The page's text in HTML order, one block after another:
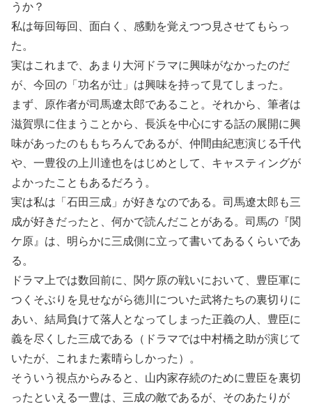
うか？
私は毎回毎回、面白く、感動を覚えつつ見させてもらっ
た。
実はこれまで、あまり大河ドラマに興味がなかったのだ
が、今回の「功名が辻」は興味を持って見てしまった。
まず、原作者が司馬遼太郎であること。それから、筆者は
滋賀県に住まうことから、長浜を中心にする話の展開に興
味があったのももちろんであるが、仲間由紀恵演じる千代
や、一豊役の上川達也をはじめとして、キャスティングが
よかったこともあるだろう。
実は私は「石田三成」が好きなのである。司馬遼太郎も三
成が好きだったと、何かで読んだことがある。司馬の『関
ケ原』は、明らかに三成側に立って書いてあるくらいであ
る。
ドラマ上では数回前に、関ケ原の戦いにおいて、豊臣軍に
つくそぶりを見せながら徳川についた武将たちの裏切りに
あい、結局負けて落人となってしまった正義の人、豊臣に
義を尽くした三成である（ドラマでは中村橋之助が演じて
いたが、これまた素晴らしかった）。
そういう視点からみると、山内家存続のために豊臣を裏切
ったといえる一豊は、三成の敵であるが、そのあたりが